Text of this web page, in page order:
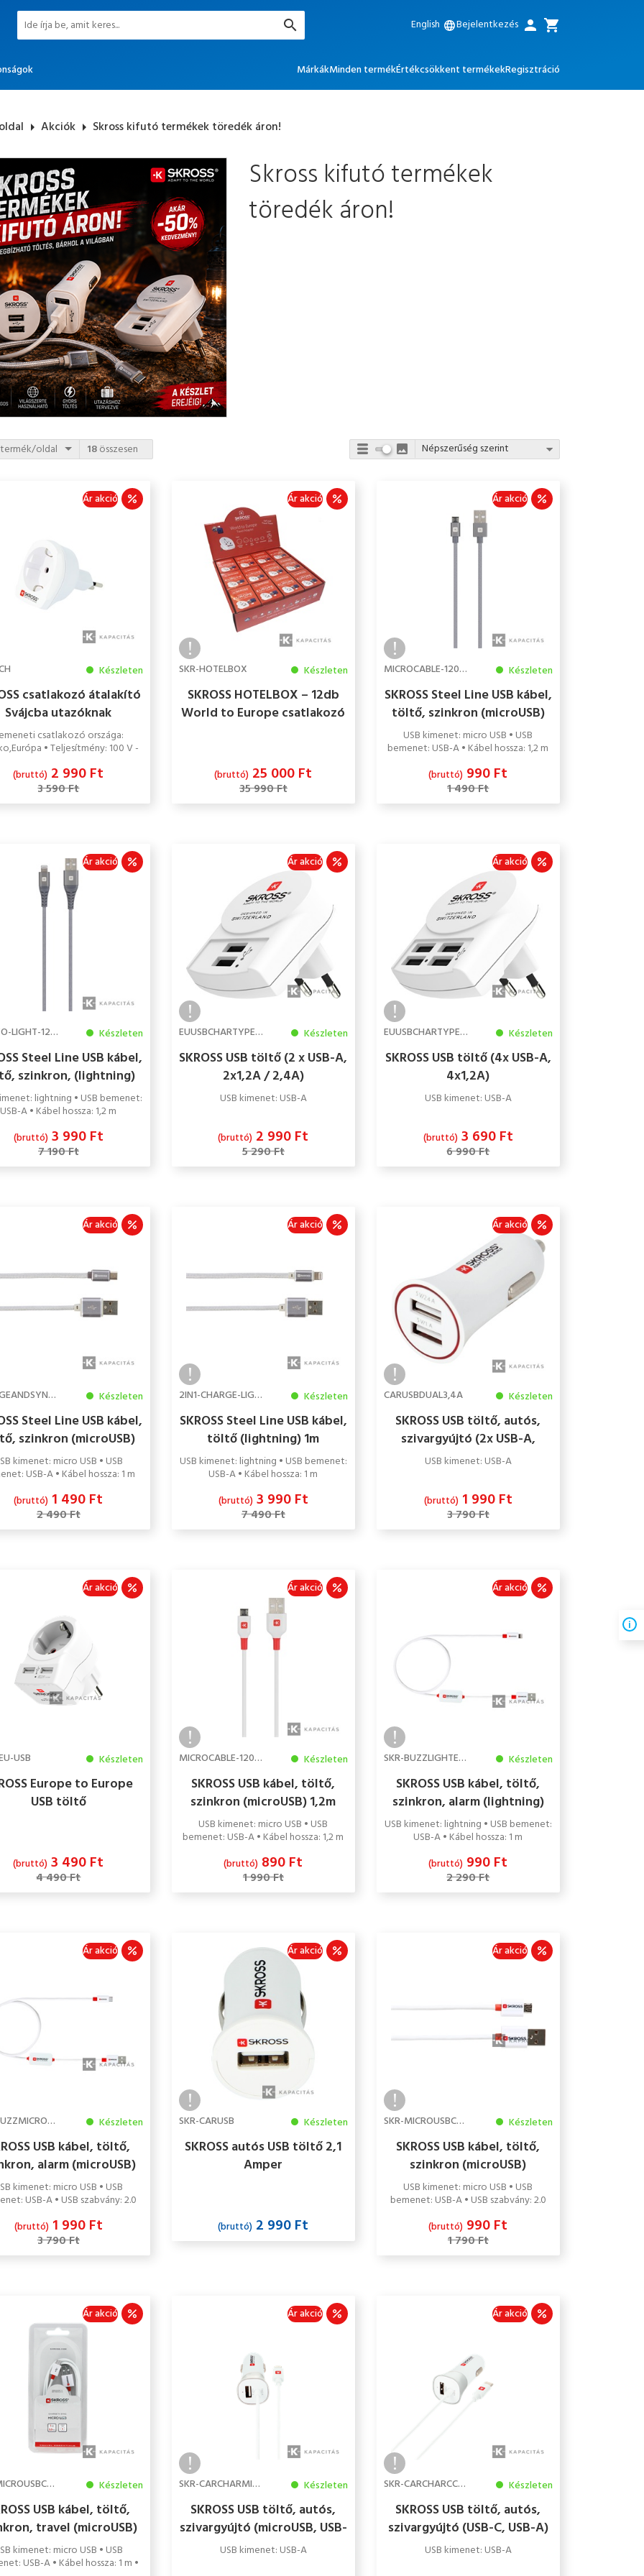
English languageBejelentkezés person cart
MárkákMinden termékÉrtékcsökkent termékekRegisztráció
arrow_right Akciók arrow_right Skross kifutó termékek töredék áron!
Skross kifutó termékek
töredék áron!
termék/oldal 18összesen
Ár akció
Készleten
csatlakozó átalakító
Svájcba utazóknak
csatlakozó országa:
• Teljesítmény: 100 V -
(bruttó) 2 990 Ft
3 590 Ft
Ár akció
SKR-HOTELBOX Készleten
SKROSS HOTELBOX – 12db
World to Europe csatlakozó
(bruttó) 25 000 Ft
35 990 Ft
Ár akció
MICROCABLE-120-STEEL Készleten
SKROSS Steel Line USB kábel,
töltő, szinkron (microUSB)
1,2m
USB kimenet: micro USB • USB
bemenet: USB-A • Kábel hossza: 1,2 m
(bruttó) 990 Ft
1 490 Ft
Ár akció
USB-TO-LIGHT-120-STEEL Készleten
Steel Line USB kábel,
szinkron, (lightning)
1,2m
lightning • USB bemenet:
USB-A • Kábel hossza: 1,2 m
(bruttó)3 990 Ft
7 190 Ft
Ár akció
EUUSBCHARTYPE2A Készleten
SKROSS USB töltő (2 x USB-A,
2x1,2A / 2,4A)
USB kimenet: USB-A
(bruttó) 2 990 Ft
5 290 Ft
Ár akció
EUUSBCHARTYPE4A Készleten
SKROSS USB töltő (4x USB-A,
4x1,2A)
USB kimenet: USB-A
(bruttó)3 690 Ft
6 990 Ft
Ár akció
CHARGEANDSYNC-MICRO Készleten
Steel Line USB kábel,
szinkron (microUSB)
1m
kimenet: micro USB • USB
USB-A • Kábel hossza: 1 m
(bruttó) 1 490 Ft
2 490 Ft
Ár akció
2IN1-CHARGE-LIGHTNING Készleten
SKROSS Steel Line USB kábel,
töltő (lightning) 1m
USB kimenet: lightning • USB bemenet:
USB-A • Kábel hossza: 1 m
(bruttó)3 990 Ft
7 490 Ft
Ár akció
CARUSBDUAL3,4A Készleten
SKROSS USB töltő, autós,
szivargyújtó (2x USB-A,
1A/2,4A)
USB kimenet: USB-A
(bruttó)1 990 Ft
3 790 Ft
Ár akció
USB Készleten
Europe to Europe
USB töltő
(bruttó) 3 490 Ft
4 490 Ft
Ár akció
MICROCABLE-120CM Készleten
SKROSS USB kábel, töltő,
szinkron (microUSB) 1,2m
USB kimenet: micro USB • USB
bemenet: USB-A • Kábel hossza: 1,2 m
(bruttó) 890 Ft
1 990 Ft
Ár akció
SKR-BUZZLIGHTENINGCAB Készleten
SKROSS USB kábel, töltő,
szinkron, alarm (lightning)
1m
USB kimenet: lightning • USB bemenet:
USB-A • Kábel hossza: 1 m
(bruttó) 990 Ft
2 290 Ft
Ár akció
SKR-BUZZMICROUSBCABE Készleten
USB kábel, töltő,
alarm (microUSB)
kimenet: micro USB • USB
USB-A • USB szabvány: 2.0
(bruttó)1 990 Ft
3 790 Ft
Ár akció
SKR-CARUSB Készleten
SKROSS autós USB töltő 2,1
Amper
(bruttó) 2 990 Ft
Ár akció
SKR-MICROUSBCABLE Készleten
SKROSS USB kábel, töltő,
szinkron (microUSB)
USB kimenet: micro USB • USB
bemenet: USB-A • USB szabvány: 2.0
(bruttó) 990 Ft
1 790 Ft
Ár akció
SKR-MICROUSBCABLETE Készleten
USB kábel, töltő,
travel (microUSB)
1m
kimenet: micro USB • USB
USB-A • Kábel hossza: 1 m •
Ár akció
SKR-CARCHARMICROCAB Készleten
SKROSS USB töltő, autós,
szivargyújtó (microUSB, USB-
A)
USB kimenet: USB-A
Ár akció
SKR-CARCHARCCAB Készleten
SKROSS USB töltő, autós,
szivargyújtó (USB-C, USB-A)
USB kimenet: USB-A